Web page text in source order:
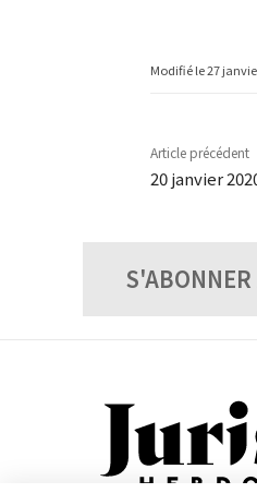
Modifié le27
Article précédent
20 janvier